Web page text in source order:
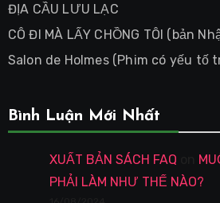
ĐỊA CẦU LƯU LẠC
CÔ ĐI MÀ LẤY CHỒNG TÔI (bản
Salon de Holmes (Phim có yếu tố
Bình Luận Mới Nhất
XUẤT BẢN SÁCH FAQ
PHẢI LÀM NHƯ THẾ NÀO?